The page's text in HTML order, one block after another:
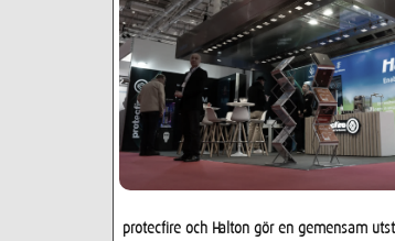
protecfire och Halton gör en gemensam